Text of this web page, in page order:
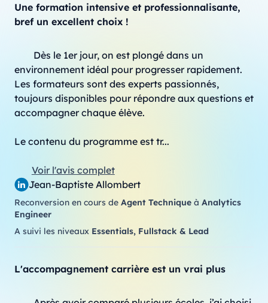
Jean-Baptiste Allombert
Reconversion en cours de Agent Technique à Analytics
Engineer
A suivi les niveaux Essentials, Fullstack & Lead
Une formation intensive et professionnalisante,
bref un excellent choix !
Dès le 1er jour, on est plongé dans un
environnement idéal pour progresser rapidement.
Les formateurs sont des experts passionnés,
toujours disponibles pour répondre aux questions et
accompagner chaque élève.
Le contenu du programme est tr...
Voir l'avis complet
L'accompagnement carrière est un vrai plus